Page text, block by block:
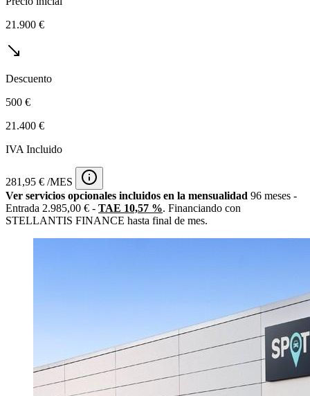
21.900 €
Descuento
500 €
21.400 €
IVA Incluido
281,95 € /MES
Ver servicios opcionales incluidos en la mensualidad 96 meses -
Entrada 2.985,00 € - TAE 10,57 %. Financiando con
STELLANTIS FINANCE hasta final de mes.